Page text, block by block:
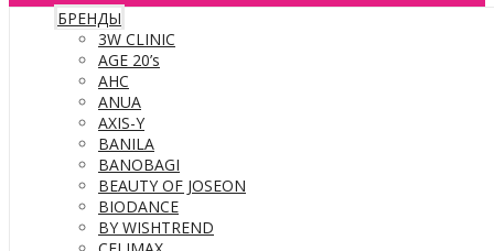
БРЕНДЫ
3W CLINIC
AGE 20’s
AHC
ANUA
AXIS-Y
BANILA
BANOBAGI
BEAUTY OF JOSEON
BIODANCE
BY WISHTREND